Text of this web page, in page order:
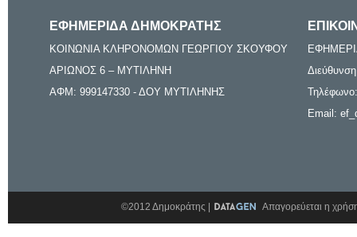
ΕΦΗΜΕΡΙΔΑ ΔΗΜΟΚΡΑΤΗΣ
ΚΟΙΝΩΝΙΑ ΚΛΗΡΟΝΟΜΩΝ ΓΕΩΡΓΙΟΥ ΣΚΟΥΦΟΥ
ΑΡΙΩΝΟΣ 6 – ΜΥΤΙΛΗΝΗ
ΑΦΜ: 999147330 - ΔΟΥ ΜΥΤΙΛΗΝΗΣ
Email:
©2012 Δημοκράτης | Απαγορεύεται η